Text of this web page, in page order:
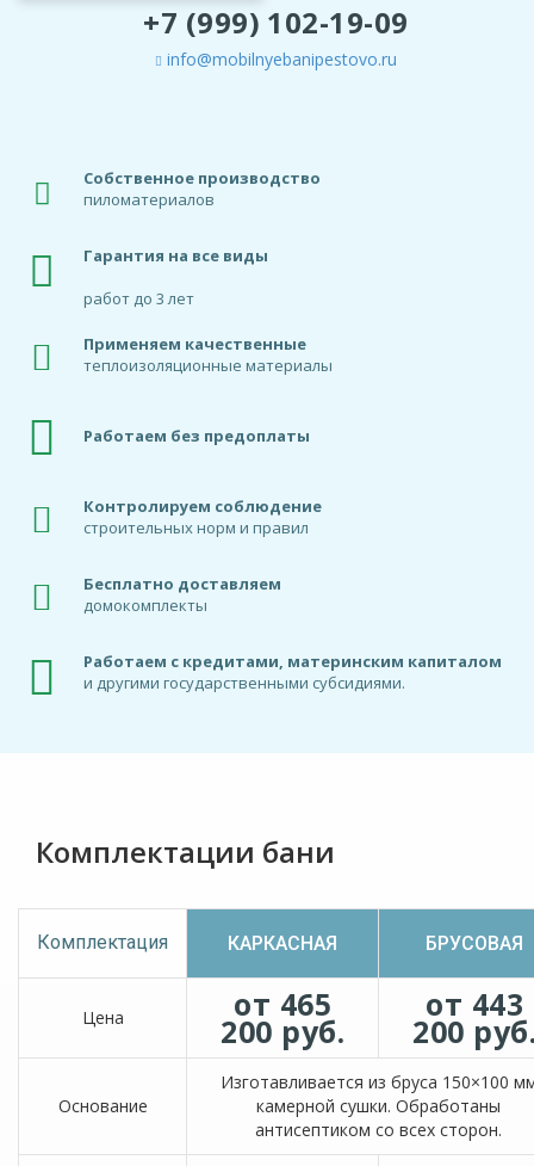
+7 (999) 102-19-09
info@mobilnyebanipestovo.ru
Собственное производство
пиломатериалов
Гарантия на все виды
работ до 3 лет
Применяем качественные
теплоизоляционные материалы
Работаем без предоплаты
Контролируем соблюдение
строительных норм и правил
Бесплатно доставляем
домокомплекты
Работаем с кредитами, материнским капиталом
и другими государственными субсидиями.
Комплектации бани
Комплектация КАРКАСНАЯ БРУСОВАЯ
Цена от 465
200 руб.
от 443
200
Основание
Изготавливается из бруса 150×100
камерной сушки. Обработаны
антисептиком со всех сторон.